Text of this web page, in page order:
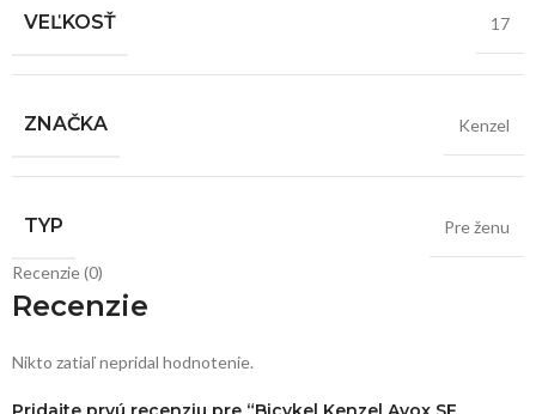
VEĽKOSŤ 17
ZNAČKA Kenzel
TYP Pre ženu
Recenzie (0)
Recenzie
Nikto zatiaľ nepridal hodnotenie.